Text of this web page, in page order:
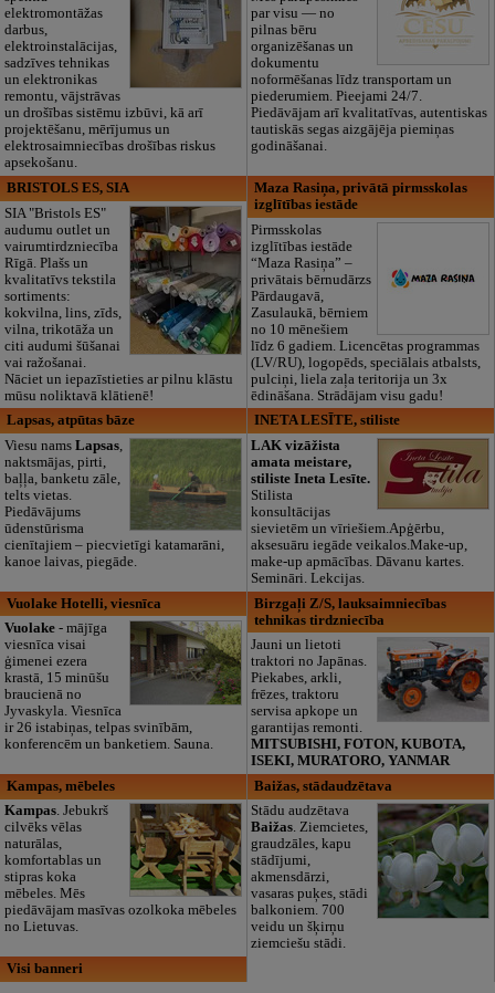
elektromontāžas
darbus,
elektroinstalācijas,
sadzīves tehnikas
un elektronikas
remontu, vājstrāvas
un drošības sistēmu izbūvi, kā arī
projektēšanu, mērījumus un
elektrosaimniecības drošības riskus
apsekošanu.
par visu — no
pilnas bēru
organizēšanas un
dokumentu
noformēšanas līdz transportam un
piederumiem. Pieejami 24/7.
Piedāvājam arī kvalitatīvas, autentiskas
tautiskās segas aizgājēja piemiņas
godināšanai.
BRISTOLS ES, SIA
SIA "Bristols ES"
audumu outlet un
vairumtirdzniecība
Rīgā. Plašs un
kvalitatīvs tekstila
sortiments:
kokvilna, lins, zīds,
vilna, trikotāža un
citi audumi šūšanai
vai ražošanai.
Nāciet un iepazīstieties ar pilnu klāstu
mūsu noliktavā klātienē!
Maza Rasiņa, privātā pirmsskolas
izglītības iestāde
Pirmsskolas
izglītības iestāde
“Maza Rasiņa” –
privātais bērnudārzs
Pārdaugavā,
Zasulaukā, bērniem
no 10 mēnešiem
līdz 6 gadiem. Licencētas programmas
(LV/RU), logopēds, speciālais atbalsts,
pulciņi, liela zaļa teritorija un 3x
ēdināšana. Strādājam visu gadu!
Lapsas, atpūtas bāze
Viesu nams Lapsas,
naktsmājas, pirti,
baļļa, banketu zāle,
telts vietas.
Piedāvājums
ūdenstūrisma
cienītajiem – piecvietīgi katamarāni,
kanoe laivas, piegāde.
INETA LESĪTE, stiliste
LAK vizāžista
amata meistare,
stiliste Ineta Lesīte.
Stilista
konsultācijas
sievietēm un vīriešiem.Apģērbu,
aksesuāru iegāde veikalos.Make-up,
make-up apmācības. Dāvanu kartes.
Semināri. Lekcijas.
Vuolake Hotelli, viesnīca
Vuolake- mājīga
viesnīca visai
ģimenei ezera
krastā, 15 minūšu
braucienā no
Jyvaskyla. Viesnīca
ir 26 istabiņas, telpas svinībām,
konferencēm un banketiem. Sauna.
Birzgaļi Z/S, lauksaimniecības
tehnikas tirdzniecība
Jauni un lietoti
traktori no Japānas.
Piekabes, arkli,
frēzes, traktoru
servisa apkope un
garantijas remonti.
MITSUBISHI, FOTON, KUBOTA,
ISEKI, MURATORO, YANMAR
Kampas, mēbeles
Kampas. Jebukrš
cilvēks vēlas
naturālas,
komfortablas un
stipras koka
mēbeles. Mēs
piedāvājam masīvas ozolkoka mēbeles
no Lietuvas.
Baižas, stādaudzētava
Stādu audzētava
Baižas. Ziemcietes,
graudzāles, kapu
stādījumi,
akmensdārzi,
vasaras puķes, stādi
balkoniem. 700
veidu un šķirņu
ziemciešu stādi.
Visi banneri